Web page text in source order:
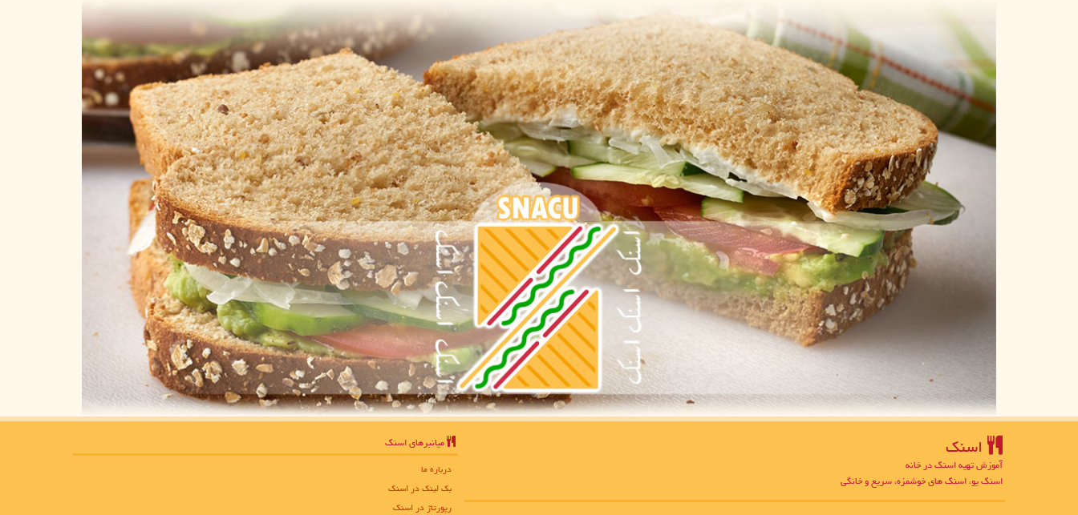
اسنك
آموزش تهیه اسنک در خانه
اسنک یو، اسنک های خوشمزه، سریع و خانگی
میانبرهای اسنك
درباره ما
بک لینک در اسنك
رپورتاژ در اسنك